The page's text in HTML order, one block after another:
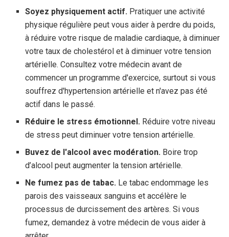
Soyez physiquement actif. Pratiquer une activité
physique régulière peut vous aider à perdre du poids,
à réduire votre risque de maladie cardiaque, à diminuer
votre taux de cholestérol et à diminuer votre tension
artérielle. Consultez votre médecin avant de
commencer un programme d'exercice, surtout si vous
souffrez d'hypertension artérielle et n'avez pas été
actif dans le passé.
Réduire le stress émotionnel. Réduire votre niveau
de stress peut diminuer votre tension artérielle.
Buvez de l'alcool avec modération. Boire trop
d’alcool peut augmenter la tension artérielle.
Ne fumez pas de tabac. Le tabac endommage les
parois des vaisseaux sanguins et accélère le
processus de durcissement des artères. Si vous
fumez, demandez à votre médecin de vous aider à